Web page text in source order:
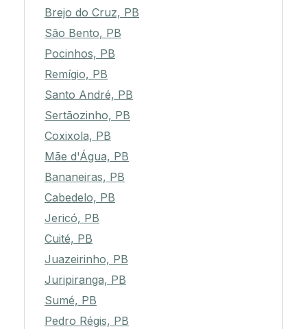
Brejo do Cruz, PB
São Bento, PB
Pocinhos, PB
Remígio, PB
Santo André, PB
Sertãozinho, PB
Coxixola, PB
Mãe d'Água, PB
Bananeiras, PB
Cabedelo, PB
Jericó, PB
Cuité, PB
Juazeirinho, PB
Juripiranga, PB
Sumé, PB
Pedro Régis, PB